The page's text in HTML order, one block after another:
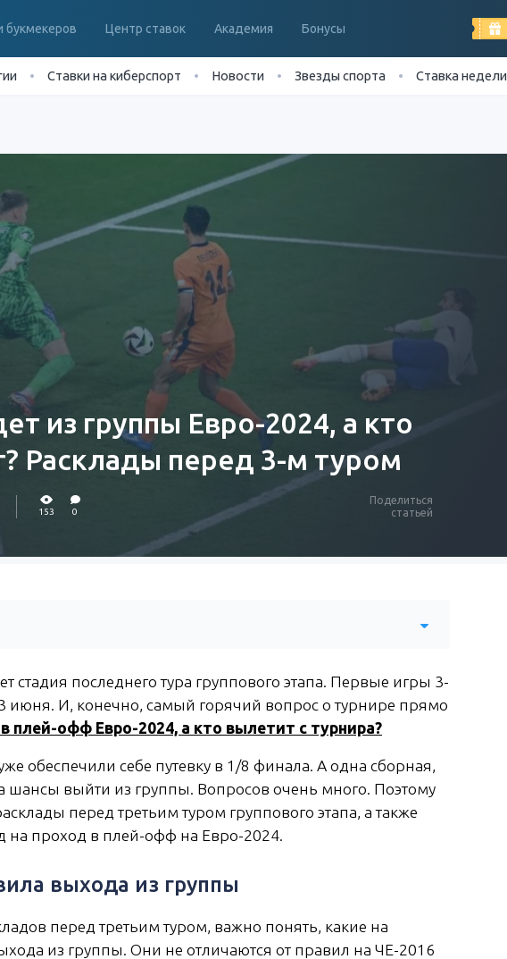
букмекеров Центр ставок Академия Бонусы
Ставки на киберспорт Новости Звезды спорта Ставка недели
из группы Евро-2024, а кто
Расклады перед 3-м туром
153 0
Поделиться
статьей
стадия последнего тура группового этапа. Первые игры 3-
июня. И, конечно, самый горячий вопрос о турнире прямо
плей-офф Евро-2024, а кто вылетит с турнира?
обеспечили себе путевку в 1/8 финала. А одна сборная,
шансы выйти из группы. Вопросов очень много. Поэтому
перед третьим туром группового этапа, а также
на проход в плей-офф на Евро-2024.
выхода из группы
перед третьим туром, важно понять, какие на
из группы. Они не отличаются от правил на ЧЕ-2016